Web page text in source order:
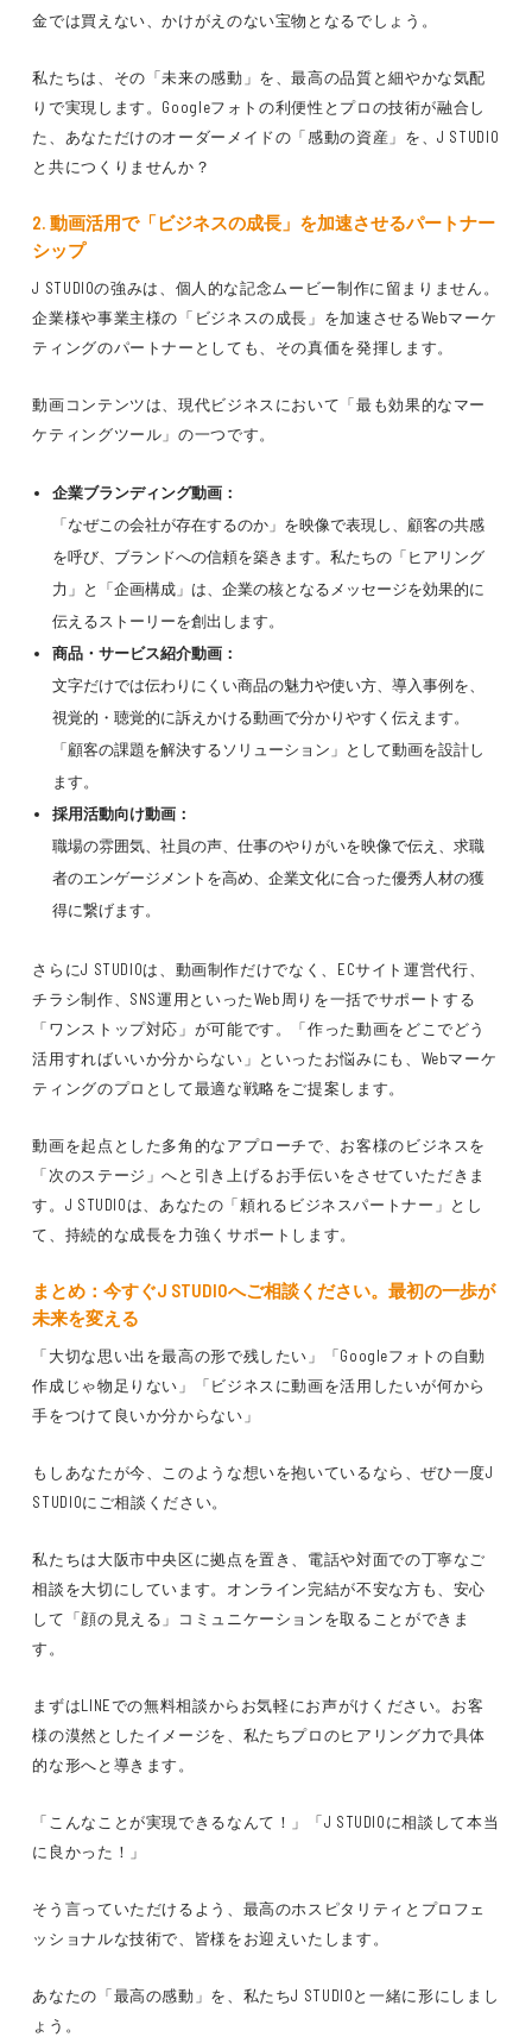
金では買えない、かけがえのない宝物 となるでしょう。
私たちは、その 「未来の感動」 を、最高の品質と細やかな気配
りで実現します。Googleフォトの利便性とプロの技術が融合し
た
、あなただけのオーダーメイドの「感動の資産」 を、J STUDIO
と共につくりませんか？
2. 動画活用で「ビジネスの成長」を加速させるパートナー
シップ
J STUDIOの強みは、 個人的な記念ムービー制作に留まりません。
企業様や事業主様の「ビジネスの成長」 を加速させるWebマーケ
ティングのパートナー としても、その真価を発揮します。
動画コンテンツは、現代ビジネスにおいて 「最も効果的なマー
ケティングツール」の一つです。
企業ブランディング動画：
「なぜこの会社が存在するのか」 を映像で表現し、 顧客の共感
を呼び、ブランドへの信頼を築きます。 私たちの「ヒアリング
力」と「企画構成」 は、 企業の核となるメッセージを効果的に
伝えるストーリーを創出します。
商品・サービス紹介動画：
文字だけでは伝わりにくい商品の魅力や使い方、導入事例を、
視覚的・聴覚的に訴えかける動画で分かりやすく伝えます。
「顧客の課題を解決するソリューション」として動画を設計し
ます。
採用活動向け動画：
職場の雰囲気、社員の声、仕事のやりがいを映像で伝え、 求職
者のエンゲージメントを高め、企業文化に合った優秀人材の獲
得に繋げます。
さらにJ STUDIOは、 動画制作だけでなく、ECサイト運営代行、
チラシ制作、SNS運用といったWeb周りを一括でサポートする
「ワンストップ対応」 が可能です。
「作った動画をどこでどう
活用すればいいか分からない」 といったお悩みにも、 Webマーケ
ティングのプロ として最適な戦略をご提案します。
動画を起点とした多角的なアプローチで、 お客様のビジネスを
「次のステージ」へと引き上げるお手伝いをさせていただきま
す。J STUDIOは、 あなたの「頼れるビジネスパートナー」 とし
て、 持続的な成長を力強くサポートします。
まとめ：今すぐJ STUDIOへご相談ください。最初の一歩が
未来を変える
「大切な思い出を最高の形で残したい」「Googleフォトの自動
作成じゃ物足りない」「ビジネスに動画を活用したいが何から
手をつけて良いか分からない」
もしあなたが今、このような想いを抱いているなら、ぜひ一度J
STUDIOにご相談ください。
私たちは大阪市中央区に拠点を置き、 電話や対面での丁寧なご
相談を大切にしています。 オンライン完結が不安な方も、安心
して 「顔の見える」コミュニケーションを取ることができま
す。
まずはLINEでの無料相談からお気軽にお声がけください。 お客
様の漠然としたイメージを、 私たちプロのヒアリング力で具体
的な形へと導きます。
「こんなことが実現できるなんて！」「J STUDIOに相談して本当
に良かった！」
そう言っていただけるよう、 最高のホスピタリティ と プロフェ
ッショナルな技術で、皆様をお迎えいたします。
あなたの「最高の感動」を、私たちJ STUDIOと一緒に形にしまし
ょう。